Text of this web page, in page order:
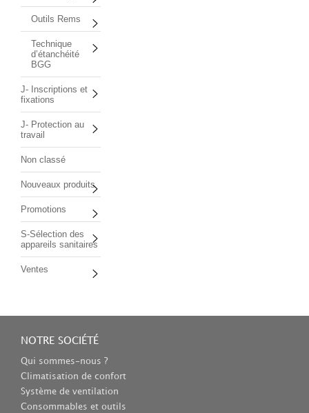
Outils Rems
Technique
d’étanchéité
BGG
J- Inscriptions et
fixations
J- Protection au
travail
Non classé
Nouveaux produits
Promotions
S-Sélection des
appareils sanitaires
Ventes
NOTRE SOCIÉTÉ
Qui sommes-nous ?
Climatisation de confort
Système de ventilation
Consommables et outils